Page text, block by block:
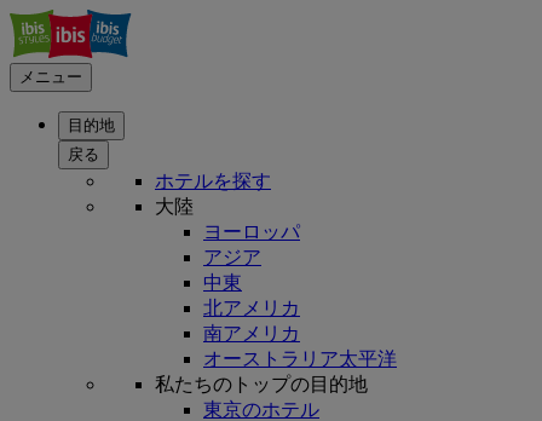
メニュー
目的地
戻る
ホテルを探す
大陸
ヨーロッパ
アジア
中東
北アメリカ
南アメリカ
オーストラリア太平洋
私たちのトップの目的地
東京のホテル